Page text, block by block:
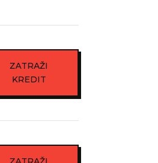
ZATRAŽI
KREDIT